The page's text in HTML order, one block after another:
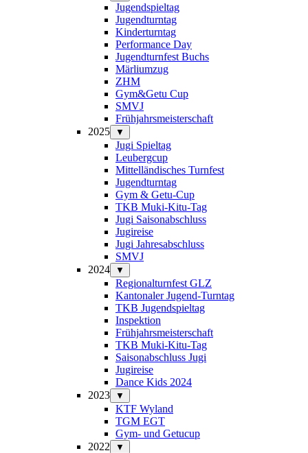
Jugendspieltag
Jugendturntag
Kinderturntag
Performance Day
Jugendturnfest Buchs
Märliumzug
ZHM
Gym&Getu Cup
SMVJ
Frühjahrsmeisterschaft
2025
▼
Jugi Spieltag
Leubergcup
Mittelländisches Turnfest
Jugendturntag
Gym & Getu-Cup
TKB Muki-Kitu-Tag
Jugi Saisonabschluss
Jugireise
Jugi Jahresabschluss
SMVJ
2024
▼
Regionalturnfest GLZ
Kantonaler Jugend-Turntag
TKB Jugendspieltag
Inspektion
Frühjahrsmeisterschaft
TKB Muki-Kitu-Tag
Saisonabschluss Jugi
Jugireise
Dance Kids 2024
2023
▼
KTF Wyland
TGM EGT
Gym- und Getucup
2022
▼